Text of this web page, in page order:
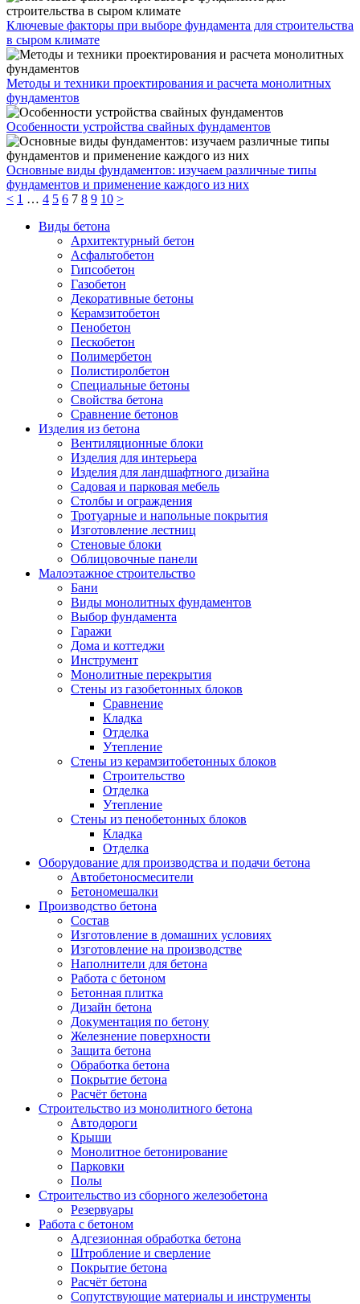
Ключевые факторы при выборе фундамента для строительства
в сыром климате
Методы и техники проектирования и расчета монолитных
фундаментов
Особенности устройства свайных фундаментов
Основные виды фундаментов: изучаем различные типы
фундаментов и применение каждого из них
< 1 … 4 5 6 7 8 9 10 >
Виды бетона
Архитектурный бетон
Асфальтобетон
Гипсобетон
Газобетон
Декоративные бетоны
Керамзитобетон
Пенобетон
Пескобетон
Полимербетон
Полистиролбетон
Специальные бетоны
Свойства бетона
Сравнение бетонов
Изделия из бетона
Вентиляционные блоки
Изделия для интерьера
Изделия для ландшафтного дизайна
Садовая и парковая мебель
Столбы и ограждения
Тротуарные и напольные покрытия
Изготовление лестниц
Стеновые блоки
Облицовочные панели
Малоэтажное строительство
Бани
Виды монолитных фундаментов
Выбор фундамента
Гаражи
Дома и коттеджи
Инструмент
Монолитные перекрытия
Стены из газобетонных блоков
Сравнение
Кладка
Отделка
Утепление
Стены из керамзитобетонных блоков
Строительство
Отделка
Утепление
Стены из пенобетонных блоков
Кладка
Отделка
Оборудование для производства и подачи бетона
Автобетоносмесители
Бетономешалки
Производство бетона
Состав
Изготовление в домашних условиях
Изготовление на производстве
Наполнители для бетона
Работа с бетоном
Бетонная плитка
Дизайн бетона
Документация по бетону
Железнение поверхности
Защита бетона
Обработка бетона
Покрытие бетона
Расчёт бетона
Строительство из монолитного бетона
Автодороги
Крыши
Монолитное бетонирование
Парковки
Полы
Строительство из сборного железобетона
Резервуары
Работа с бетоном
Адгезионная обработка бетона
Штробление и сверление
Покрытие бетона
Расчёт бетона
Сопутствующие материалы и инструменты